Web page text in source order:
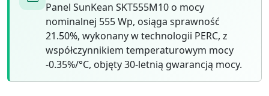
Panel SunKean SKT555M10 o mocy
nominalnej 555 Wp, osiąga sprawność
21.50%, wykonany w technologii PERC, z
współczynnikiem temperaturowym mocy
-0.35%/°C, objęty 30-letnią gwarancją mocy.